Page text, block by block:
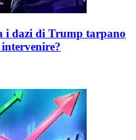
i dazi di Trump tarpano